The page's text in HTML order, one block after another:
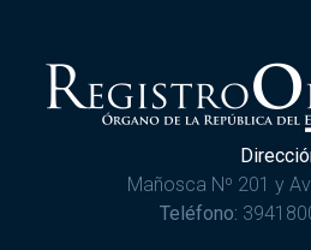
Mañosca Nº 201 y
Teléfono: